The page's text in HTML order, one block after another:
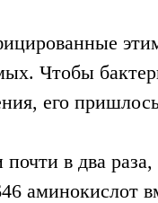
Чтобы
его
в два
аминокислот